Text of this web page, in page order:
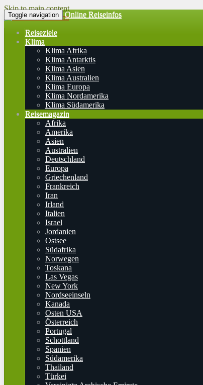
Skip to main content
Toggle navigation Online Reiseinfos
Reiseziele
Klima
Klima Afrika
Klima Antarktis
Klima Asien
Klima Australien
Klima Europa
Klima Nordamerika
Klima Südamerika
Reisemagazin
Afrika
Amerika
Asien
Australien
Deutschland
Europa
Griechenland
Frankreich
Iran
Irland
Italien
Israel
Jordanien
Ostsee
Südafrika
Norwegen
Toskana
Las Vegas
New York
Nordseeinseln
Kanada
Osten USA
Österreich
Portugal
Schottland
Spanien
Südamerika
Thailand
Türkei